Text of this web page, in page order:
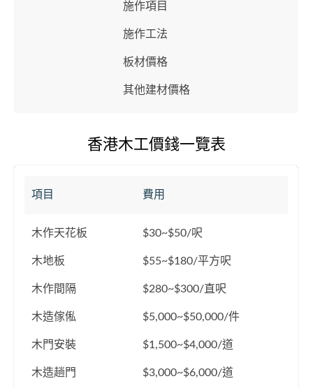
施作項目
施作工法
板材價格
其他建材價格
香港木工價錢一覽表
項目 費用
木作天花板 $30~$50/呎
木地板 $55~$180/平方呎
木作間隔 $280~$300/直呎
木造傢俬 $5,000~$50,000/件
木門安裝 $1,500~$4,000/道
木造趟門 $3,000~$6,000/道